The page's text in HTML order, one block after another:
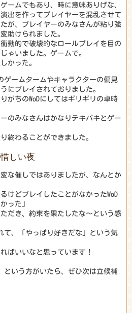
ームでもあり、時に意味ありげな、
出を作ってプレイヤーを混乱させて
が、プレイヤーのみなさんが粘り強
助けられました。
動的で破壊的なロールプレイを目の
ゃいました。ゲームで。
かった。
ゲームタームやキャラクターの偏見
にプレイされておりました。
がちのWoDにしてはギリギリの卓時
のみなさんはかなりテキパキとゲー
終わることができました。
しい夜
な催しではありましたが、なんとか
けどプレイしたことがなかったWoD
った」
だき、約束を果たしたな〜という感
て、「やっぱり好きだな」という気
ばいいなと思っています！
」という方がいたら、ぜひ次は立候補